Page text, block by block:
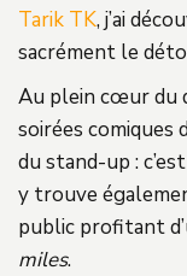
Tarik TK, j’ai
sacrément le
Au plein cœur du
soirées comiques
du stand-up :
y trouve
public profitant
miles.